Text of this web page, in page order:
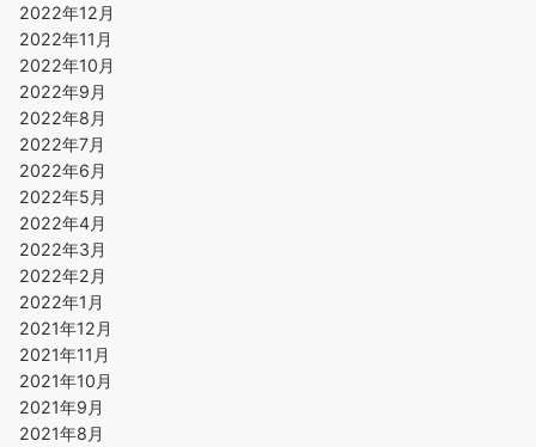
2022年12月
2022年11月
2022年10月
2022年9月
2022年8月
2022年7月
2022年6月
2022年5月
2022年4月
2022年3月
2022年2月
2022年1月
2021年12月
2021年11月
2021年10月
2021年9月
2021年8月